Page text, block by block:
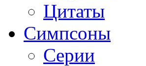
Цитаты
Симпсоны
Серии